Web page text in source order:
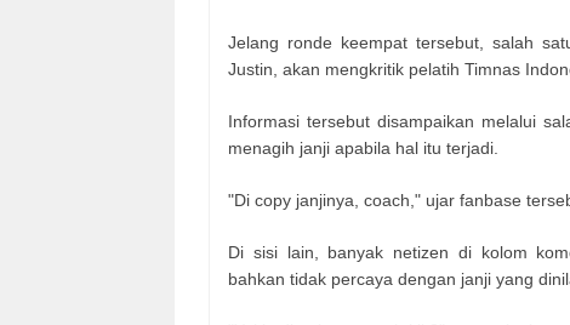
Jelang ronde keempat tersebut, salah
Justin, akan mengkritik pelatih Timnas
Informasi tersebut disampaikan melalui
menagih janji apabila hal itu terjadi.
"Di copy janjinya, coach," ujar fanbase
Di sisi lain, banyak netizen di kolom
bahkan tidak percaya dengan janji yang